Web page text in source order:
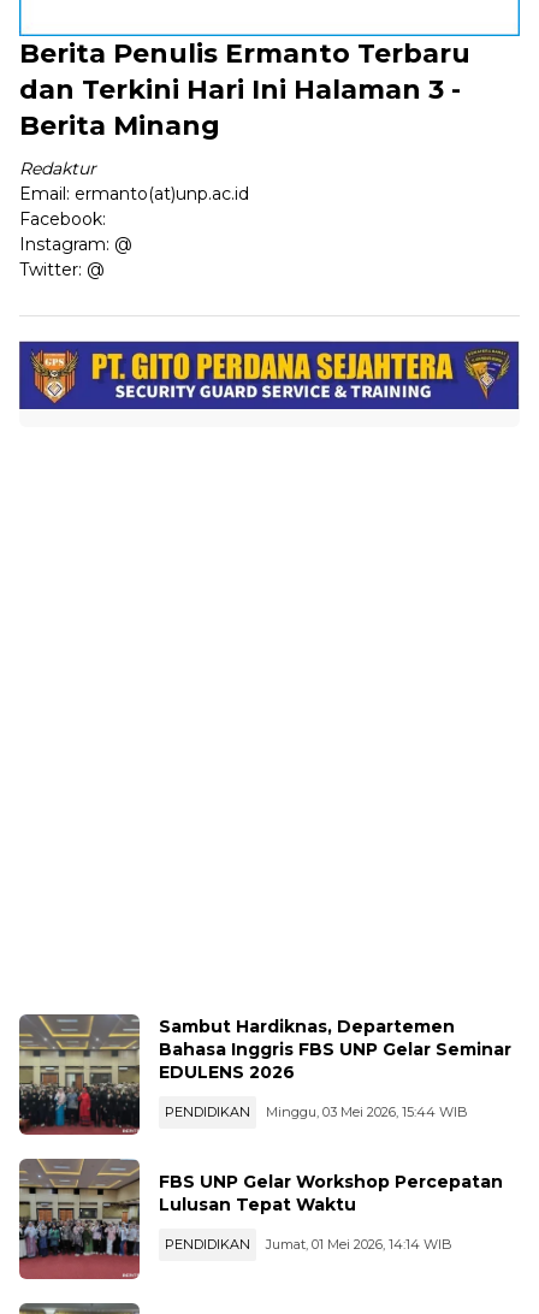
Berita Penulis Ermanto Terbaru
dan Terkini Hari Ini Halaman 3 -
Berita Minang
Redaktur
Email: ermanto(at)unp.ac.id
Facebook:
Instagram: @
Twitter: @
Sambut Hardiknas, Departemen
Bahasa Inggris FBS UNP Gelar Seminar
EDULENS 2026
PENDIDIKAN Minggu, 03 Mei 2026, 15:44 WIB
FBS UNP Gelar Workshop Percepatan
Lulusan Tepat Waktu
PENDIDIKAN Jumat, 01 Mei 2026, 14:14 WIB